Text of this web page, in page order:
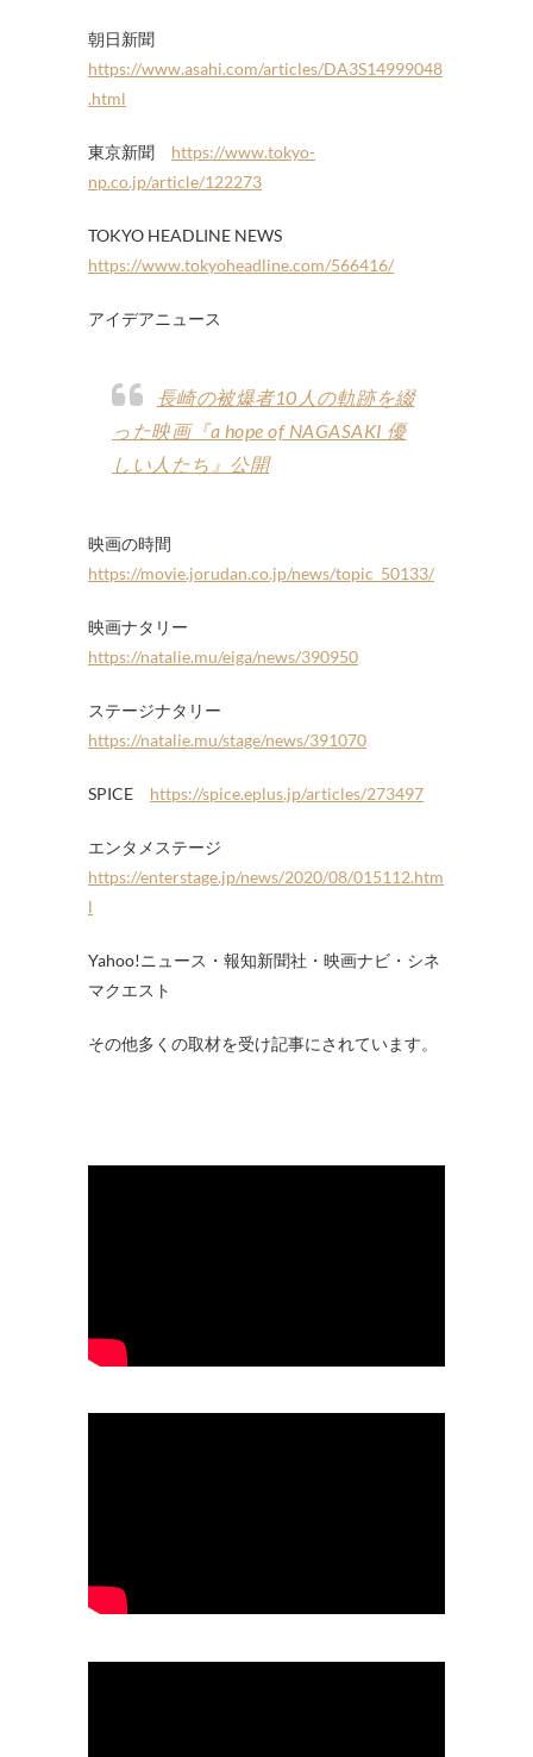
朝日新聞
https://www.asahi.com/articles/DA3S14999048
.html
東京新聞 https://www.tokyo-
np.co.jp/article/122273
TOKYO HEADLINE NEWS
https://www.tokyoheadline.com/566416/
アイデアニュース
長崎の被爆者10人の軌跡を綴
った映画『a hope of NAGASAKI 優
しい人たち』公開
映画の時間
https://movie.jorudan.co.jp/news/topic_50133/
映画ナタリー
https://natalie.mu/eiga/news/390950
ステージナタリー
https://natalie.mu/stage/news/391070
SPICE https://spice.eplus.jp/articles/273497
エンタメステージ
https://enterstage.jp/news/2020/08/015112.htm
l
Yahoo!ニュース・報知新聞社・映画ナビ・シネ
マクエスト
その他多くの取材を受け記事にされています。